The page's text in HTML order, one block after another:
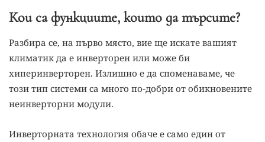
Кои са функциите, които да търсите?
Разбира се, на първо място, вие ще искате вашият
климатик да е инверторен или може би
хиперинверторен. Излишно е да споменаваме, че
този тип системи са много по-добри от обикновените
неинверторни модули.
Инверторната технология обаче е само един от